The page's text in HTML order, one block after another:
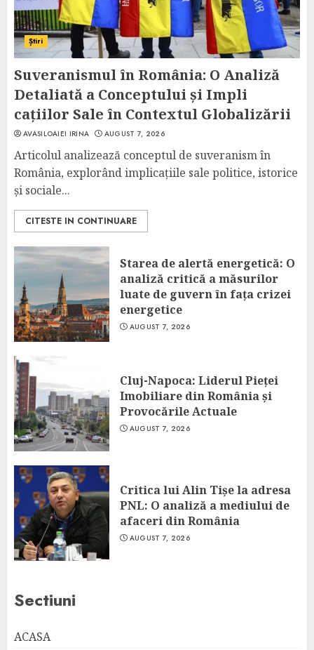
Știri
Suveranismul în România: O Analiză
Detaliată a Conceptului și Impli
cațiilor Sale în Contextul Globalizării
AVASILOAIEI IRINA AUGUST 7, 2026
Articolul analizează conceptul de suveranism în
România, explorând implicațiile sale politice, istorice
și sociale...
CITESTE IN CONTINUARE
Starea de alertă energetică: O
analiză critică a măsurilor
luate de guvern în fața crizei
energetice
AUGUST 7, 2026
Cluj-Napoca: Liderul Pieței
Imobiliare din România și
Provocările Actuale
AUGUST 7, 2026
Critica lui Alin Tișe la adresa
PNL: O analiză a mediului de
afaceri din România
AUGUST 7, 2026
Sectiuni
ACASA